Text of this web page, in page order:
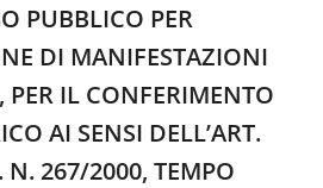
PUBBLICO PER
DI MANIFESTAZIONI
PER IL CONFERIMENTO
AI SENSI DELL’ART.
N. 267/2000, TEMPO